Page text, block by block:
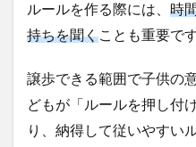
ルールを作る際には、 時
持ちを聞くことも重要です
譲歩できる範囲で子供の
どもが「ルールを押し付
り、納得して従いやすい